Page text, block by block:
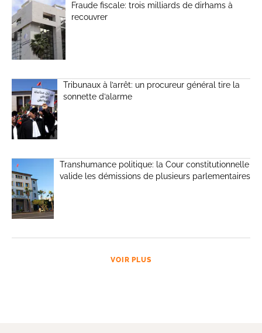
Fraude fiscale: trois milliards de dirhams à
recouvrer
Tribunaux à l’arrêt: un procureur général tire la
sonnette d’alarme
Transhumance politique: la Cour constitutionnelle
valide les démissions de plusieurs parlementaires
VOIR PLUS